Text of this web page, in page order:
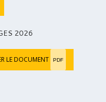
2026
LE DOCUMENT PDF